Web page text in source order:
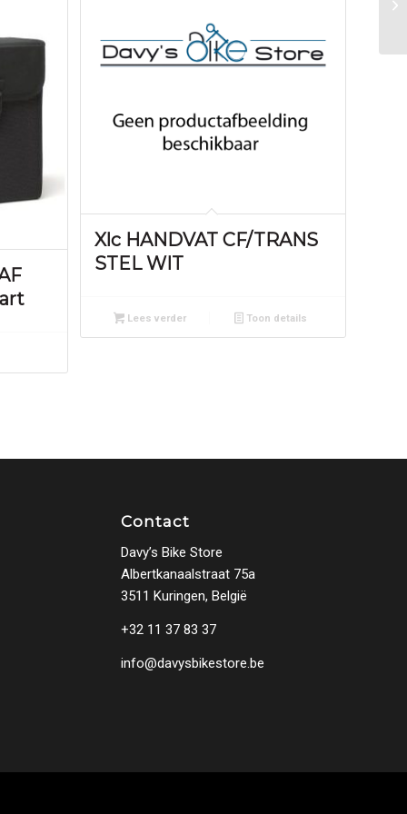
Xlc HANDVAT CF/TRANS
STEL WIT
Lees verder Toon details
Contact
Davy’s Bike Store
Albertkanaalstraat 75a
3511 Kuringen, België
+32 11 37 83 37
info@davysbikestore.be